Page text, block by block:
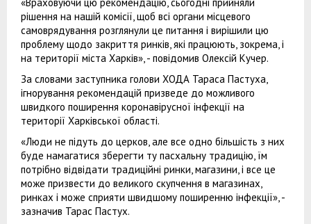
рішення на нашій комісії, щоб всі органи місцевого
самоврядування розглянули це питання і вирішили цю
проблему щодо закриття ринків, які працюють, зокрема, і
на території міста Харків», - повідомив Олексій Кучер.
За словами заступника голови ХОДА Тараса Пастуха,
ігнорування рекомендацій призведе до можливого
швидкого поширення коронавірусної інфекції на
території Харківської області.
«Люди не підуть до церков, але все одно більшість з них
буде намагатися зберегти ту пасхальну традицію, їм
потрібно відвідати традиційні ринки, магазини, і все це
може призвести до великого скупчення в магазинах,
ринках і може сприяти швидшому поширенню інфекції», -
зазначив Тарас Пастух.